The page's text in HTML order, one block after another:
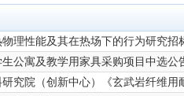
理性能及其在热场下的行为研究招
公寓及教学用家具采购项目中选公
究院（创新中心）《玄武岩纤维